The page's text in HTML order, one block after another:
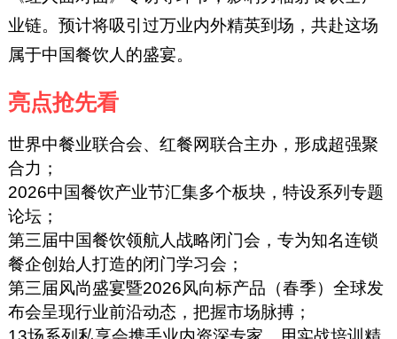
业链。预计将吸引过万业内外精英到场，共赴这场
属于中国餐饮人的盛宴。
亮点抢先看
世界中餐业联合会、红餐网联合主办，形成超强聚
合力；
2026中国餐饮产业节汇集多个板块，特设系列专题
论坛；
第三届中国餐饮领航人战略闭门会，专为知名连锁
餐企创始人打造的闭门学习会；
第三届风尚盛宴暨2026风向标产品（春季）全球发
布会呈现行业前沿动态，把握市场脉搏；